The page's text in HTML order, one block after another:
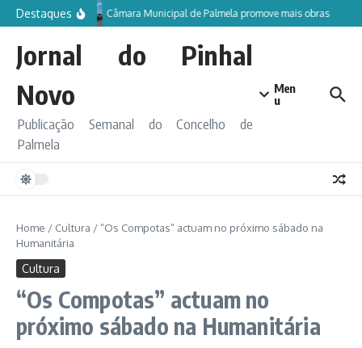
Ir para o conteúdo
Destaques Câmara Municipal de Palmela promove mais obras
Jornal do Pinhal
Novo
Publicação Semanal do Concelho de
Palmela
Men
u
Home / Cultura / “Os Compotas” actuam no próximo sábado na
Humanitária
Cultura
“Os Compotas” actuam no
próximo sábado na Humanitária